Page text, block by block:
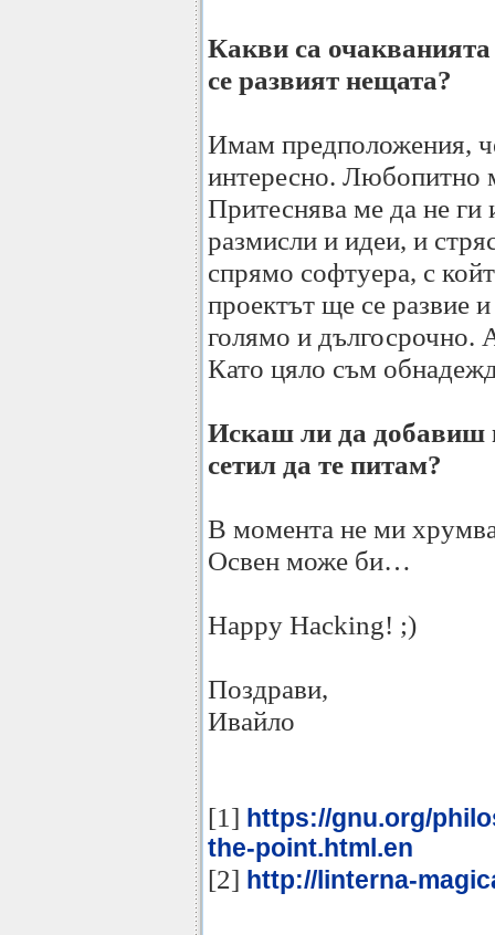
Какви са
се развият нещата?
Имам предположения,
интересно. Любопитно
Притеснява ме да не ги
размисли и идеи, и
спрямо софтуера, с
проектът ще се развие
голямо и дългосрочно.
Като цяло съм
Искаш ли да добавиш
сетил да те питам?
В момента не ми
Освен може би…
Happy Hacking! ;)
Поздрави,
Ивайло
[1] https://gnu.org/
the-point.html.en
[2] http://linterna-